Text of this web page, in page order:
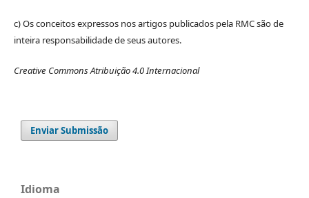
c) Os conceitos expressos nos artigos publicados pela RMC são de
inteira responsabilidade de seus autores.
Creative Commons Atribuição 4.0 Internacional
Enviar Submissão
Idioma